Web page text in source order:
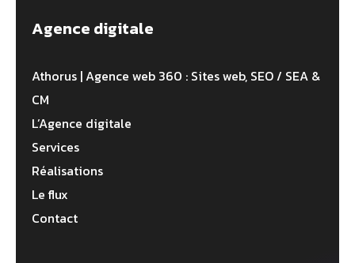
Agence digitale
Athorus | Agence web 360 : Sites web, SEO / SEA &
CM
L’Agence digitale
Services
Réalisations
Le flux
Contact